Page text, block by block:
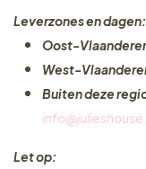
Leverzones en dagen:
Oost-
West-
Buiten deze
Let op: